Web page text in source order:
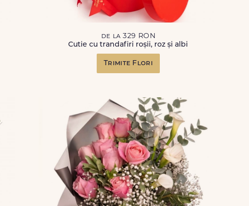
de la 329 RON
Cutie cu trandafiri roșii, roz și albi
Trimite Flori